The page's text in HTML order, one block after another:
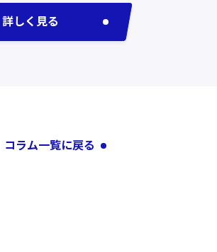
詳しく見る
コラム一覧に戻る